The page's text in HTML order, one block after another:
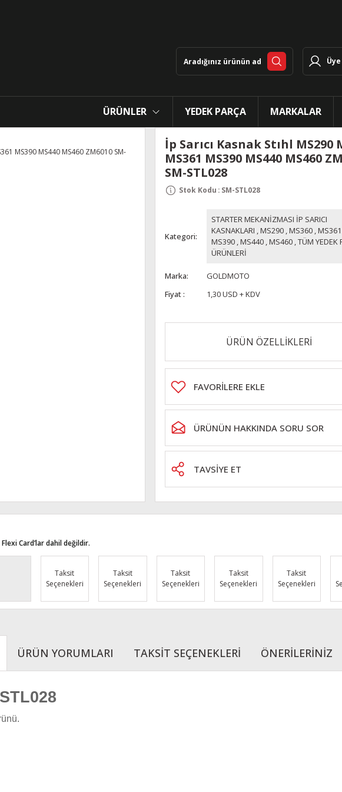
ÜRÜNLER YEDEK PARÇA MARKALAR
İp Sarıcı Kasnak Stıhl MS290
MS361 MS390 MS440 MS460
SM-STL028
Stok Kodu : SM-STL028
Kategori
STARTER MEKANİZMASI İP SARICI
KASNAKLARI ,MS290 ,MS360 ,MS361
MS390 ,MS440 ,MS460 ,TÜM YEDEK
ÜRÜNLERİ
Marka
GOLDMOTO
Fiyat
1,30 USD + KDV
ÜRÜN ÖZELLİKLERİ
ÜRÜNÜN HAKKINDA SORU SOR
TAVSİYE ET
Card’lar dahil değildir.
Taksit
Seçenekleri
Taksit
Seçenekleri
Taksit
Seçenekleri
Taksit
Seçenekleri
Taksit
Seçenekleri
ÜRÜN YORUMLARI TAKSİT SEÇENEKLERİ ÖNERİLERİNİZ